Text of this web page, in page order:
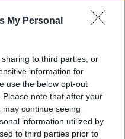
My Personal
to third parties, or
information for
use the below opt-out
note that after your
continue seeing
information utilized by
to third parties prior to
évében nyertünk
2-3. legjobb csapat
csapatát, és azt
azt eladni.”
már
akkor nyíltan
a partnerség